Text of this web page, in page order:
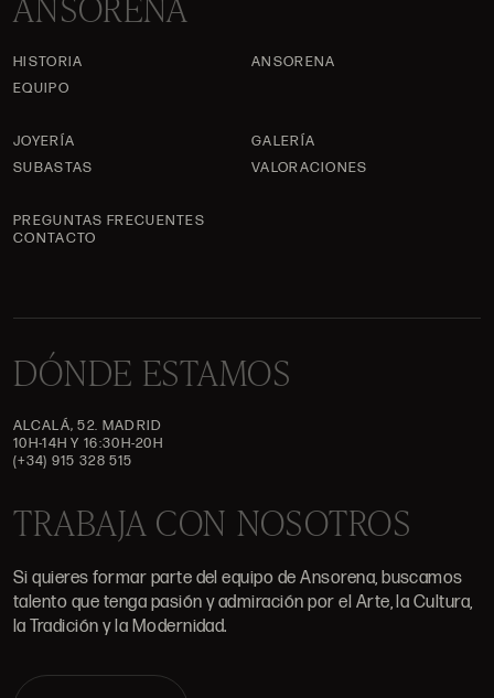
HISTORIA
ANSORENA
EQUIPO
JOYERÍA
GALERÍA
SUBASTAS
VALORACIONES
PREGUNTAS FRECUENTES
CONTACTO
DÓNDE ESTAMOS
ALCALÁ, 52. MADRID
10H-14H Y 16:30H-20H
(+34) 915 328 515
TRABAJA CON NOSOTROS
Si quieres formar parte del equipo de Ansorena, buscamos
talento que tenga pasión y admiración por el Arte, la Cultura,
la Tradición y la Modernidad.